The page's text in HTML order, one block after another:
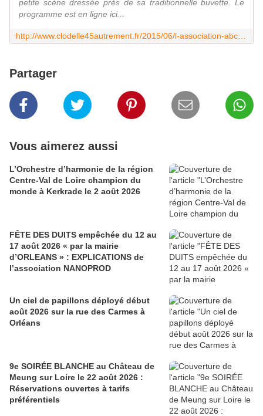
petite scène dressée près de sa traditionnelle buvette. Le
programme est en ligne ici...
Partager
Vous aimerez aussi
L’Orchestre d’harmonie de la région
Centre-Val de Loire champion du
monde à Kerkrade le 2 août 2026
FÊTE DES DUITS empêchée du 12 au
17 août 2026 « par la mairie
d’ORLEANS » : EXPLICATIONS de
l’association NANOPROD
Un ciel de papillons déployé début
août 2026 sur la rue des Carmes à
Orléans
9e SOIRÉE BLANCHE au Château de
Meung sur Loire le 22 août 2026 :
Réservations ouvertes à tarifs
préférentiels